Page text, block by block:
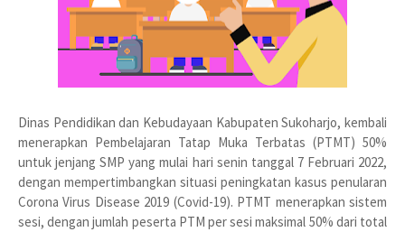
Dinas Pendidikan dan Kebudayaan Kabupaten Sukoharjo, kembali
menerapkan Pembelajaran Tatap Muka Terbatas (PTMT) 50%
untuk jenjang SMP yang mulai hari senin tanggal 7 Februari 2022,
dengan mempertimbangkan situasi peningkatan kasus penularan
Corona Virus Disease 2019 (Covid-19). PTMT menerapkan sistem
sesi, dengan jumlah peserta PTM per sesi maksimal 50% dari total